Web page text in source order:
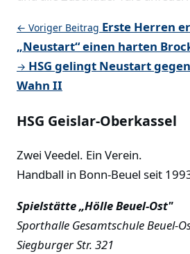
← Voriger Beitrag Erste Herren
„Neustart“ einen harten
→ HSG gelingt Neustart
Wahn II
HSG Geislar-Oberkassel
Zwei Veedel. Ein Verein.
Handball in Bonn-Beuel seit
Spielstätte „Hölle Beuel-Ost"
Sporthalle Gesamtschule Beuel-
Siegburger Str. 321